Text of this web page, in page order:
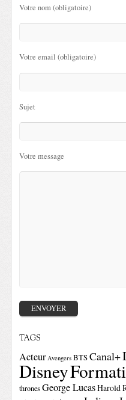
Votre nom (obligatoire)
Votre email (obligatoire)
Sujet
Votre message
TAGS
Acteur Avengers BTSCanal+
Disney
thrones George LucasHarold